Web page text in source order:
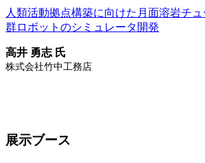
人類活動拠点構築に向けた月面溶岩チ
群ロボットのシミュレータ開発
高井 勇志 氏
株式会社竹中工務店
展示ブース